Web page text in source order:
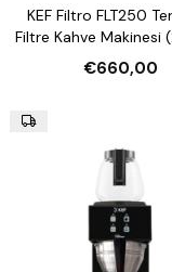
KEF Filtro FLT250
Filtre Kahve Makinesi
Termos
€660,00